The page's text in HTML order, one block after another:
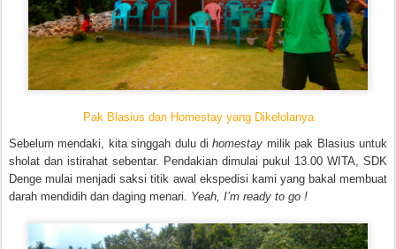
Pak Blasius dan Homestay yang Dikelolanya
Sebelum mendaki, kita singgah dulu di homestay milik pak Blasius untuk
sholat dan istirahat sebentar. Pendakian dimulai pukul 13.00 WITA, SDK
Denge mulai menjadi saksi titik awal ekspedisi kami yang bakal membuat
darah mendidih dan daging menari. Yeah, I’m ready to go !